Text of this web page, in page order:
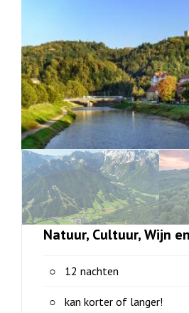
Natuur, Cultuur, Wijn
12 nachten
kan korter of langer!